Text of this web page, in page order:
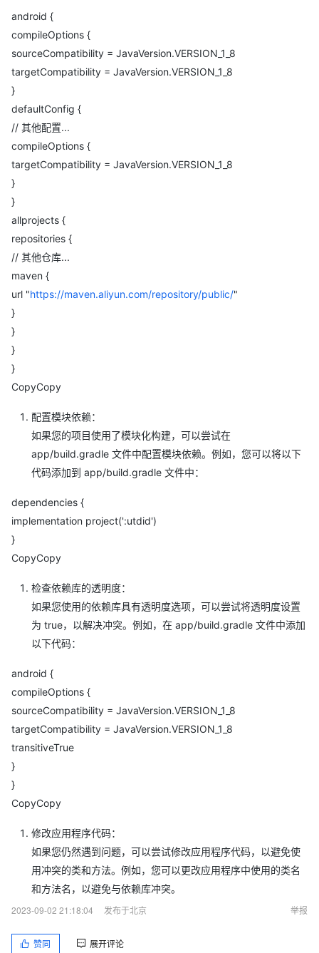
android {
compileOptions {
sourceCompatibility = JavaVersion.VERSION_1_8
targetCompatibility = JavaVersion.VERSION_1_8
}
defaultConfig {
// 其他配置...
compileOptions {
targetCompatibility = JavaVersion.VERSION_1_8
}
}
allprojects {
repositories {
// 其他仓库...
maven {
url "https://maven.aliyun.com/repository/public/"
}
}
}
}
CopyCopy
配置模块依赖：
如果您的项目使用了模块化构建，可以尝试在
app/build.gradle 文件中配置模块依赖。例如，您可以将以下
代码添加到 app/build.gradle 文件中：
dependencies {
implementation project(':utdid')
}
CopyCopy
检查依赖库的透明度：
如果您使用的依赖库具有透明度选项，可以尝试将透明度设置
为 true，以解决冲突。例如，在 app/build.gradle 文件中添加
以下代码：
android {
compileOptions {
sourceCompatibility = JavaVersion.VERSION_1_8
targetCompatibility = JavaVersion.VERSION_1_8
transitiveTrue
}
}
CopyCopy
修改应用程序代码：
如果您仍然遇到问题，可以尝试修改应用程序代码，以避免使
用冲突的类和方法。例如，您可以更改应用程序中使用的类名
和方法名，以避免与依赖库冲突。
2023-09-02 21:18:04
发布于北京 举报
赞同 展开评论